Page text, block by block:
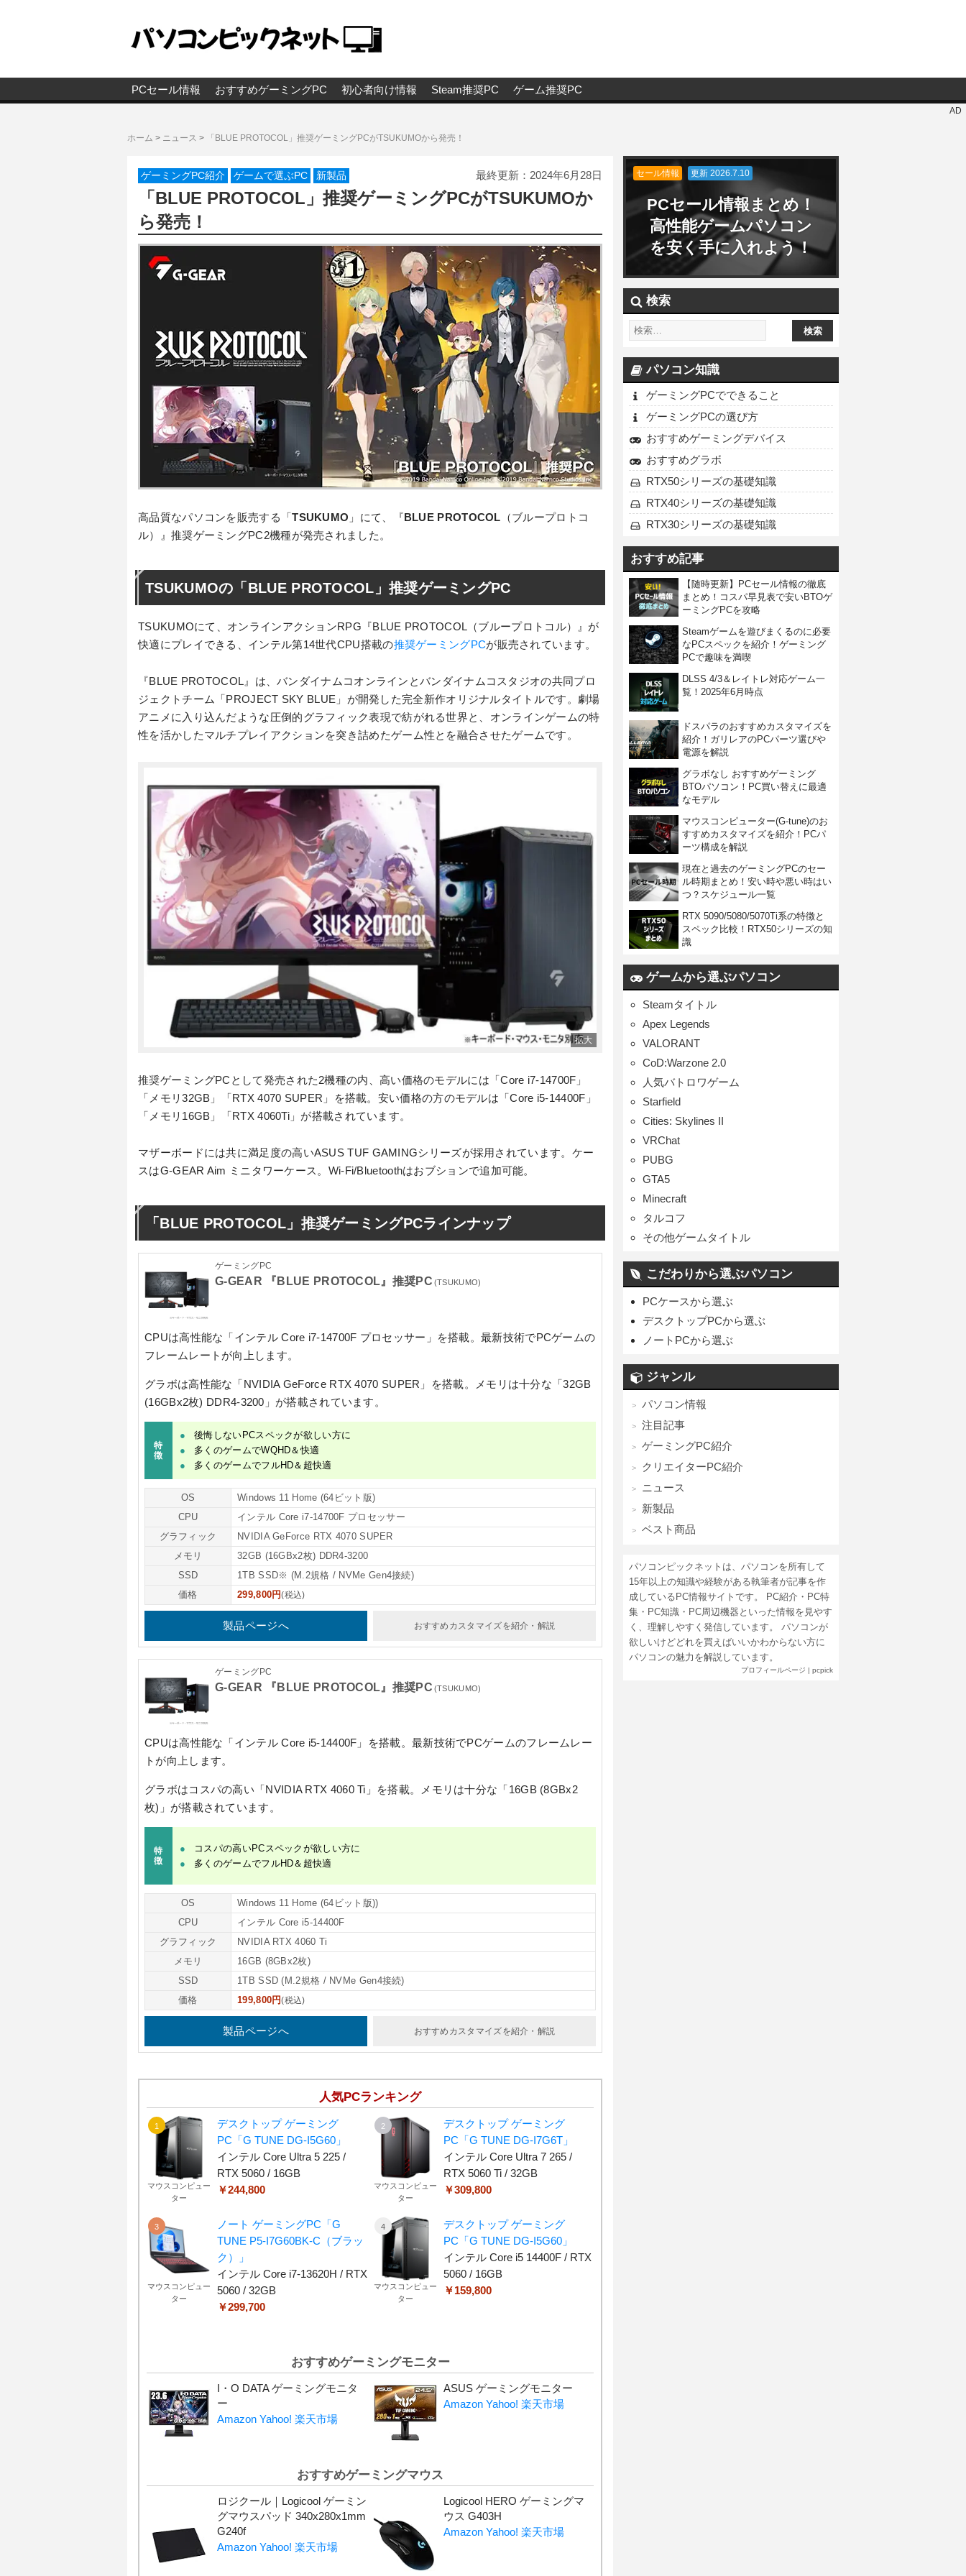
PCセール情報 おすすめゲーミングPC 初心者向け情報 Steam推奨PC ゲーム推奨PC
AD
ホーム > ニュース > 「BLUE PROTOCOL」推奨ゲーミングPCがTSUKUMOから発売！
ゲーミングPC紹介 ゲームで選ぶPC 新製品 最終更新： 2024年6月28日
「BLUE PROTOCOL」推奨ゲーミングPCがTSUKUMOか
ら発売！
高品質なパソコンを販売する「TSUKUMO 」にて、『BLUE PROTOCOL （ブループロトコ
ル）』推奨ゲーミングPC2機種が発売されました。
TSUKUMOの「BLUE PROTOCOL」推奨ゲーミングPC
TSUKUMOにて、オンラインアクションRPG『BLUE PROTOCOL（ブループロトコル）』が
快適にプレイできる、インテル第14世代CPU搭載の推奨ゲーミングPCが販売されています。
『BLUE PROTOCOL』は、バンダイナムコオンラインとバンダイナムコスタジオの共同プロ
ジェクトチーム「PROJECT SKY BLUE」が開発した完全新作オリジナルタイトルです。劇場
アニメに入り込んだような圧倒的グラフィック表現で紡がれる世界と、オンラインゲームの特
性を活かしたマルチプレイアクションを突き詰めたゲーム性とを融合させたゲームです。
推奨ゲーミングPCとして発売された2機種の内、高い価格のモデルには「Core i7-14700F」
「メモリ32GB」「RTX 4070 SUPER」を搭載。安い価格の方のモデルは「Core i5-14400F」
「メモリ16GB」「RTX 4060Ti」が搭載されています。
マザーボードには共に満足度の高いASUS TUF GAMINGシリーズが採用されています。ケー
スはG-GEAR Aim ミニタワーケース。Wi-Fi/Bluetoothはおブションで追加可能。
「BLUE PROTOCOL」推奨ゲーミングPCラインナップ
ゲーミングPC
G-GEAR 『BLUE PROTOCOL』推奨PC (TSUKUMO)
CPUは高性能な 「インテル Core i7-14700F プロセッサー」
を搭載。最新技術でPCゲームの
フレームレートが向上します。
グラボは高性能な 「NVIDIA GeForce RTX 4070 SUPER」 を搭載。メモリは十分な 「32GB
(16GBx2枚) DDR4-3200」 が搭載されています。
特
徴
後悔しないPCスペックが欲しい方に
多くのゲームでWQHD＆快適
多くのゲームでフルHD＆超快適
OS
Windows 11 Home (64ビット版)
CPU
インテル Core i7-14700F プロセッサー
グラフィック
NVIDIA GeForce RTX 4070 SUPER
メモリ
32GB (16GBx2枚) DDR4-3200
SSD
1TB SSD※ (M.2規格 / NVMe Gen4接続)
価格
299,800円(税込)
製品ページへ おすすめカスタマイズを紹介・解説
ゲーミングPC
G-GEAR 『BLUE PROTOCOL』推奨PC (TSUKUMO)
CPUは高性能な 「インテル Core i5-14400F」
を搭載。最新技術でPCゲームのフレームレー
トが向上します。
グラボはコスパの高い 「NVIDIA RTX 4060 Ti」 を搭載。メモリは十分な 「16GB (8GBx2
枚)」 が搭載されています。
特
徴
コスパの高いPCスペックが欲しい方に
多くのゲームでフルHD＆超快適
OS
Windows 11 Home (64ビット版))
CPU
インテル Core i5-14400F
グラフィック
NVIDIA RTX 4060 Ti
メモリ
16GB (8GBx2枚)
SSD
1TB SSD (M.2規格 / NVMe Gen4接続)
価格
199,800円(税込)
製品ページへ おすすめカスタマイズを紹介・解説
人気PCランキング
マウスコンピュー
ター
デスクトップ ゲーミング
PC「G TUNE DG-I5G60」
インテル Core Ultra 5 225 /
RTX 5060 / 16GB
￥244,800
マウスコンピュー
ター
デスクトップ ゲーミング
PC「G TUNE DG-I7G6T」
インテル Core Ultra 7 265 /
RTX 5060 Ti / 32GB
￥309,800
マウスコンピュー
ター
ノート ゲーミングPC「G
TUNE P5-I7G60BK-C（ブラッ
ク）」
インテル Core i7-13620H / RTX
5060 / 32GB
￥299,700
マウスコンピュー
ター
デスクトップ ゲーミング
PC「G TUNE DG-I5G60」
インテル Core i5 14400F / RTX
5060 / 16GB
￥159,800
おすすめゲーミングモニター
I・O DATA ゲーミングモニタ
ー
Amazon Yahoo! 楽天市場
ASUS ゲーミングモニター
Amazon Yahoo! 楽天市場
おすすめゲーミングマウス
ロジクール｜Logicool ゲーミン
グマウスパッド 340x280x1mm
G240f
Amazon Yahoo! 楽天市場
Logicool HERO ゲーミングマ
ウス G403H
Amazon Yahoo! 楽天市場
セール情報 更新 2026.7.10
PCセール情報まとめ！
高性能ゲームパソコン
を安く手に入れよう！
検索
パソコン知識
ゲーミングPCでできること
ゲーミングPCの選び方
おすすめゲーミングデバイス
おすすめグラボ
RTX50シリーズの基礎知識
RTX40シリーズの基礎知識
RTX30シリーズの基礎知識
おすすめ記事
【随時更新】PCセール情報の徹底
まとめ！コスパ早見表で安いBTOゲ
ーミングPCを攻略
Steamゲームを遊びまくるのに必要
なPCスペックを紹介！ゲーミング
PCで趣味を満喫
DLSS 4/3＆レイトレ対応ゲーム一
覧！2025年6月時点
ドスパラのおすすめカスタマイズを
紹介！ガリレアのPCパーツ選びや
電源を解説
グラボなし おすすめゲーミング
BTOパソコン！PC買い替えに最適
なモデル
マウスコンピューター(G-tune)のお
すすめカスタマイズを紹介！PCパ
ーツ構成を解説
現在と過去のゲーミングPCのセー
ル時期まとめ！安い時や悪い時はい
つ？スケジュール一覧
RTX 5090/5080/5070Ti系の特徴と
スペック比較！RTX50シリーズの知
識
ゲームから選ぶパソコン
Steamタイトル
Apex Legends
VALORANT
CoD:Warzone 2.0
人気バトロワゲーム
Starfield
Cities: Skylines II
VRChat
PUBG
GTA5
Minecraft
タルコフ
その他ゲームタイトル
こだわりから選ぶパソコン
PCケースから選ぶ
デスクトップPCから選ぶ
ノートPCから選ぶ
ジャンル
パソコン情報
注目記事
ゲーミングPC紹介
クリエイターPC紹介
ニュース
新製品
ベスト商品
パソコンピックネットは、パソコンを所有して
15年以上の知識や経験がある執筆者が記事を作
成しているPC情報サイトです。 PC紹介・PC特
集・PC知識・PC周辺機器といった情報を見やす
く、理解しやすく発信しています。 パソコンが
欲しいけどどれを買えばいいかわからない方に
パソコンの魅力を解説しています。
プロフィールページ | pcpick